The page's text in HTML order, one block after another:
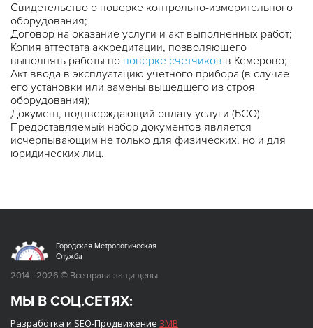
Свидетельство о поверке контрольно-измерительного
оборудования;
Договор на оказание услуги и акт выполненных работ;
Копия аттестата аккредитации, позволяющего
выполнять работы по поверке счетчиков в Кемерово;
Акт ввода в эксплуатацию учетного прибора (в случае
его установки или замены вышедшего из строя
оборудования);
Документ, подтверждающий оплату услуги (БСО).
Предоставляемый набор документов является
исчерпывающим не только для физических, но и для
юридических лиц.
Городская Метрологическая
Служба
2014 - 2026 © Все права защищены
МЫ В СОЦ.СЕТЯХ:
Разработка и SEO-Продвижение ЗМВ